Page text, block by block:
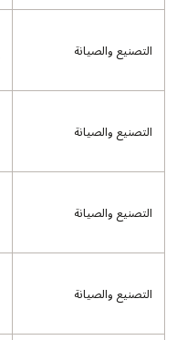
التصنيع والصيانة
التصنيع والصيانة
التصنيع والصيانة
التصنيع والصيانة